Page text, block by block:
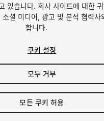
있습니다. 회사 사이트에 대한
소셜 미디어, 광고 및 분석 협력사
합니다.
쿠키 설정
모두 거부
모든 쿠키 허용